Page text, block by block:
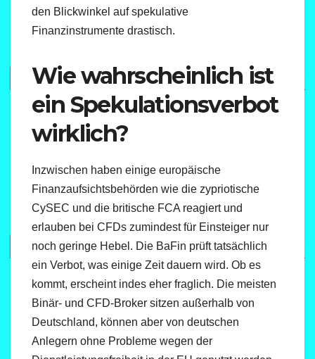
den Blickwinkel auf spekulative
Finanzinstrumente drastisch.
Wie wahrscheinlich ist
ein Spekulationsverbot
wirklich?
Inzwischen haben einige europäische
Finanzaufsichtsbehörden wie die zypriotische
CySEC und die britische FCA reagiert und
erlauben bei CFDs zumindest für Einsteiger nur
noch geringe Hebel. Die BaFin prüft tatsächlich
ein Verbot, was einige Zeit dauern wird. Ob es
kommt, erscheint indes eher fraglich. Die meisten
Binär- und CFD-Broker sitzen außerhalb von
Deutschland, können aber von deutschen
Anlegern ohne Probleme wegen der